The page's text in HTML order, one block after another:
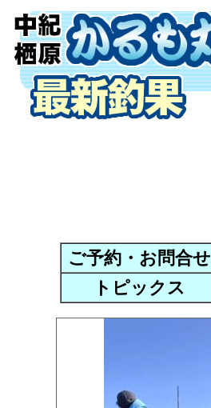
ご予約・お問合せ
トピックス